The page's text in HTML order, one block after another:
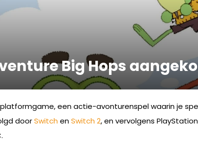
Big Hops
een actie-avonturenspel waarin je
doorSwitch enSwitch 2, en vervolgens